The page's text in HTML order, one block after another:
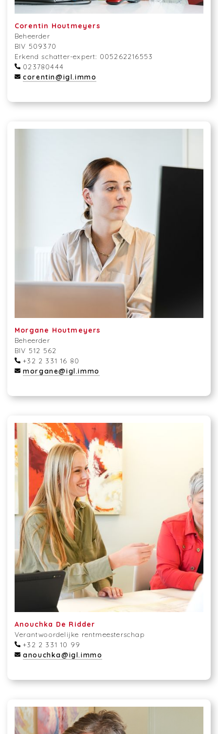
Corentin Houtmeyers
Beheerder
BIV 509370
Erkend schatter-expert: 005262216553
023780444
corentin@igl.immo
Morgane Houtmeyers
Beheerder
BIV 512 562
+32 2 331 16 80
morgane@igl.immo
Anouchka De Ridder
Verantwoordelijke rentmeesterschap
+32 2 331 10 99
anouchka@igl.immo